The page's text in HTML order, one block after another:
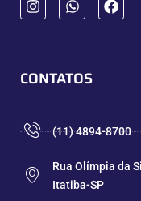
CONTATOS
(11) 4894-8700
Rua Olímpia da
Itatiba-SP